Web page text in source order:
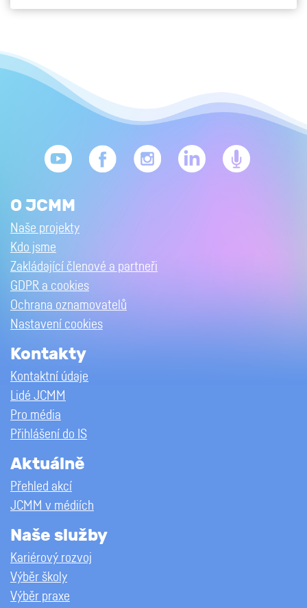
O JCMM
Naše projekty
Kdo jsme
Zakládající členové a partneři
GDPR a cookies
Ochrana oznamovatelů
Nastavení cookies
Kontakty
Kontaktní údaje
Lidé JCMM
Pro média
Přihlášení do IS
Aktuálně
Přehled akcí
JCMM v médiích
Naše služby
Kariérový rozvoj
Výběr školy
Výběr praxe